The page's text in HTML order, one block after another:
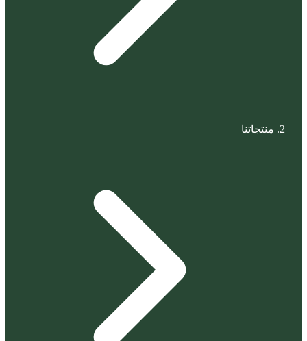
منتجاتنا